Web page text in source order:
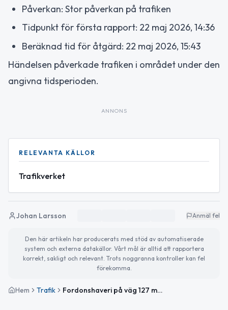
Påverkan: Stor påverkan på trafiken
Tidpunkt för första rapport: 22 maj 2026, 14:36
Beräknad tid för åtgärd: 22 maj 2026, 15:43
Händelsen påverkade trafiken i området under den
angivna tidsperioden.
ANNONS
RELEVANTA KÄLLOR
Trafikverket
Johan Larsson Anmäl fel
Den här artikeln har producerats med stöd av automatiserade
system och externa datakällor. Vårt mål är alltid att rapportera
korrekt, sakligt och relevant. Trots noggranna kontroller kan fel
förekomma.
Hem Trafik Fordonshaveri på väg 127 mellan Galgbacken och Nöbbele